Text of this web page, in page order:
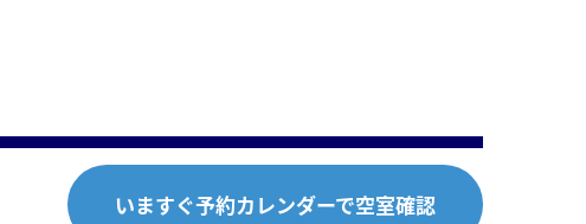
いますぐ予約カレンダーで空室確認